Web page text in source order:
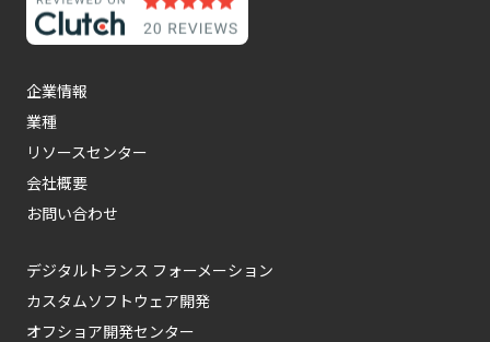
企業情報
業種
リソースセンター
会社概要
お問い合わせ
デジタルトランス フォーメーション
カスタムソフトウェア開発
オフショア開発センター